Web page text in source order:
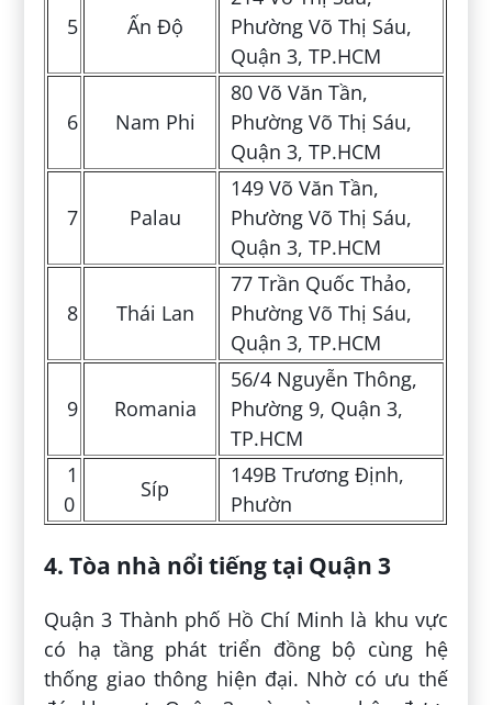
5 Ấn Độ
Phường Võ Thị Sáu,
Quận 3, TP.HCM
6 Nam Phi
80 Võ Văn Tần,
Phường Võ Thị Sáu,
Quận 3, TP.HCM
7 Palau
149 Võ Văn Tần,
Phường Võ Thị Sáu,
Quận 3, TP.HCM
8 Thái Lan
77 Trần Quốc Thảo,
Phường Võ Thị Sáu,
Quận 3, TP.HCM
9 Romania
56/4 Nguyễn Thông,
Phường 9, Quận 3,
TP.HCM
1
0
Síp
149B Trương Định,
Phườn
4. Tòa nhà nổi tiếng tại Quận 3
Quận 3 Thành phố Hồ Chí Minh là khu vực
có hạ tầng phát triển đồng bộ cùng hệ
thống giao thông hiện đại. Nhờ có ưu thế